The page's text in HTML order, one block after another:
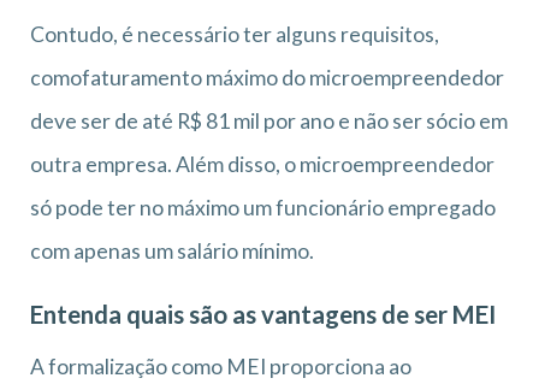
Contudo, é necessário ter alguns requisitos,
comofaturamento máximo do microempreendedor
deve ser de até R$ 81 mil por ano e não ser sócio em
outra empresa. Além disso, o microempreendedor
só pode ter no máximo um funcionário empregado
com apenas um salário mínimo.
Entenda quais são as vantagens de ser MEI
A formalização como MEI proporciona ao